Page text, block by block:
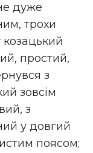
дуже
трохи
простий,
з
зовсім
з
у довгий
поясом;